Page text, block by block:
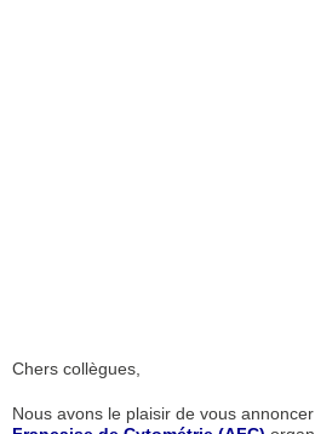
Chers collègues,
Nous avons le plaisir de vous annoncer